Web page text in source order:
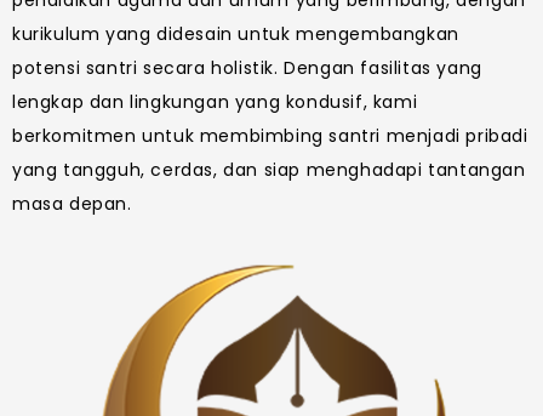
kurikulum yang didesain untuk mengembangkan
potensi santri secara holistik. Dengan fasilitas yang
lengkap dan lingkungan yang kondusif, kami
berkomitmen untuk membimbing santri menjadi pribadi
yang tangguh, cerdas, dan siap menghadapi tantangan
masa depan.